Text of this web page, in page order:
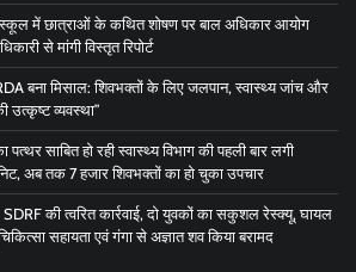
स्कूल में छात्राओं के कथित शोषण पर बाल अधिकार आयोग
से मांगी विस्तृत रिपोर्ट
बना मिसाल: शिवभक्तों के लिए जलपान, स्वास्थ्य जांच और
उत्कृष्ट व्यवस्था”
साबित हो रही स्वास्थ्य विभाग की पहली बार लगी
अब तक 7 हजार शिवभक्तों का हो चुका उपचार
की त्वरित कार्रवाई, दो युवकों का सकुशल रेस्क्यू, घायल
सहायता एवं गंगा से अज्ञात शव किया बरामद